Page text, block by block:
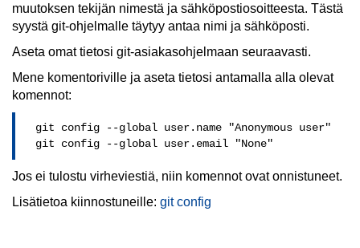
muutoksen tekijän nimestä ja sähköpostiosoitteesta. Tästä
syystä git-ohjelmalle täytyy antaa nimi ja sähköposti.
Aseta omat tietosi git-asiakasohjelmaan seuraavasti.
Mene komentoriville ja aseta tietosi antamalla alla olevat
komennot:
  git config --global user.name "Anonymous user"
  git config --global user.email "None"
Jos ei tulostu virheviestiä, niin komennot ovat onnistuneet.
Lisätietoa kiinnostuneille: git config